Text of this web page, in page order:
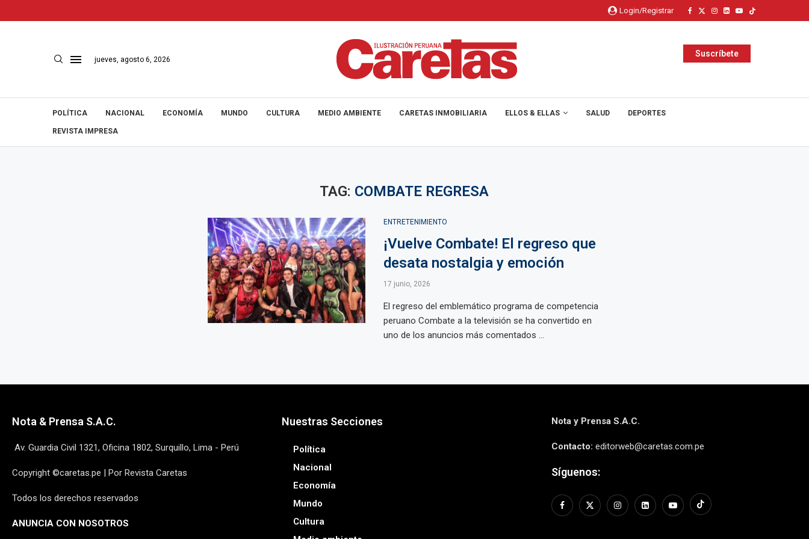
Login/Registrar
jueves, agosto 6, 2026
Suscríbete
POLÍTICA NACIONAL ECONOMÍA MUNDO CULTURA MEDIO AMBIENTE CARETAS INMOBILIARIA ELLOS & ELLAS SALUD DEPORTES
REVISTA IMPRESA
TAG: COMBATE REGRESA
ENTRETENIMIENTO
¡Vuelve Combate! El regreso que
desata nostalgia y emoción
17 junio, 2026
El regreso del emblemático programa de competencia
peruano Combate a la televisión se ha convertido en
uno de los anuncios más comentados ...
Nota & Prensa S.A.C.
Av. Guardia Civil 1321, Oficina 1802, Surquillo, Lima - Perú
Copyright ©caretas.pe | Por Revista Caretas
Todos los derechos reservados
ANUNCIA CON NOSOTROS
Nuestras Secciones
Política
Nacional
Economía
Mundo
Cultura
Nota y Prensa S.A.C.
Contacto: editorweb@caretas.com.pe
Síguenos: